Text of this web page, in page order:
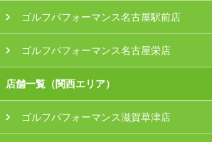
ゴルフパフォーマンス名古屋駅前店
ゴルフパフォーマンス名古屋栄店
店舗一覧（関西エリア）
ゴルフパフォーマンス滋賀草津店